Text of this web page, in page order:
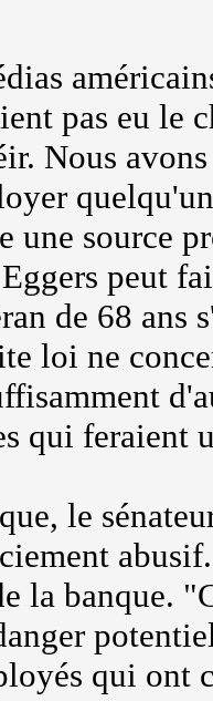
pas eu le
Nous
source
peut
de 68
loi ne
qui feraient
le
la banque.
qui